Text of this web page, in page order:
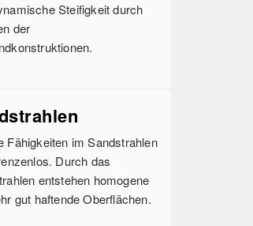
Steifigkeit durch
der
Fähigkeiten im Sandstrahlen
Durch das
entstehen homogene
gut haftende Oberflächen.